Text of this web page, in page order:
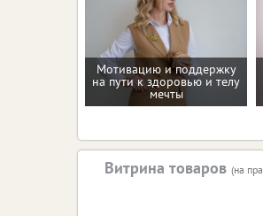
Мотивацию и поддержку
на пути к здоровью и телу
мечты
Витрина товаров (на